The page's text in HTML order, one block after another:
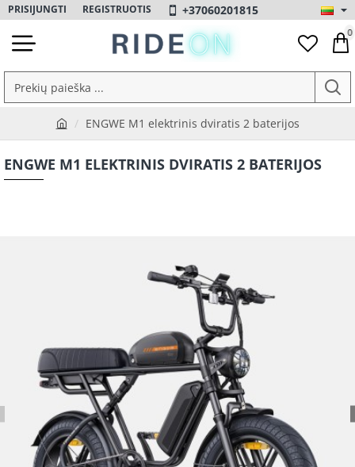
PRISIJUNGTI REGISTRUOTIS +37060201815
0
Prekių
m
ENGWE M1 elektrinis dviratis 2 baterijos
ENGWE M1 ELEKTRINIS DVIRATIS 2 BATERIJOS